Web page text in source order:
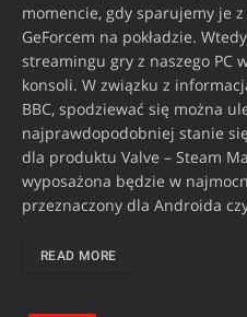
momencie, gdy sparujemy je
GeForcem na pokładzie.
streamingu gry z naszego PC
konsoli. W związku z
BBC, spodziewać się można
najprawdopodobniej stanie
dla produktu Valve – Steam
wyposażona będzie w
przeznaczony dla Androida
READ MORE